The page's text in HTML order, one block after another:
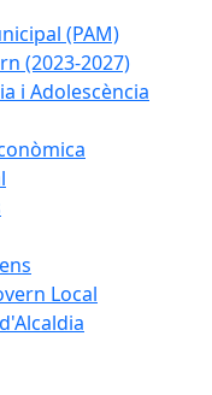
(PAM)
(2023-2027)
i Adolescència
Local